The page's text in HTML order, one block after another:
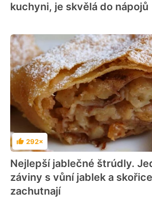
kuchyni, je skvělá do nápojů
Hodnocení
292×
Nejlepší jablečné štrúdly.
záviny s vůní jablek a
zachutnají